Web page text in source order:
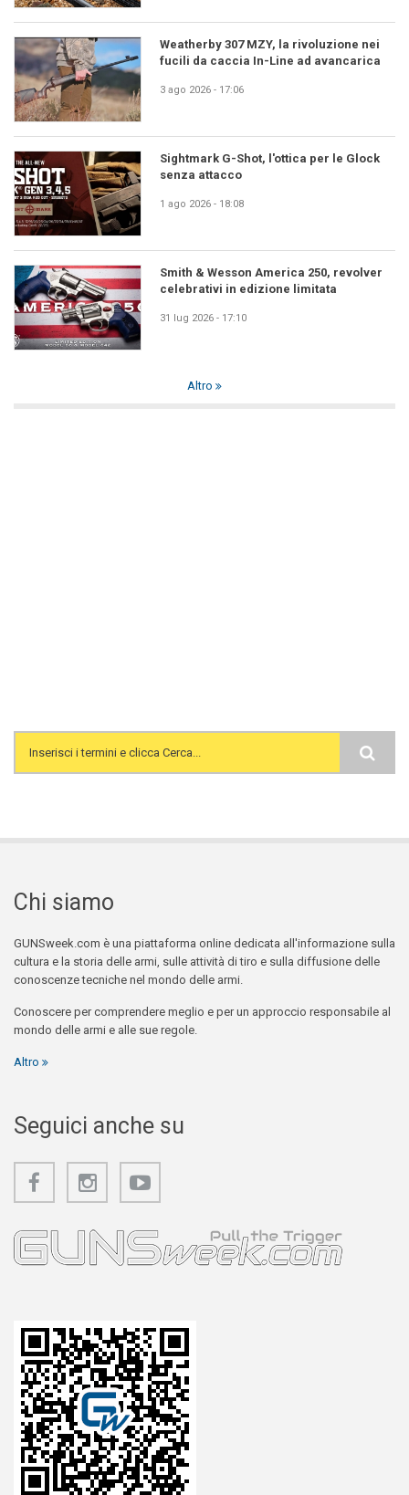
Weatherby 307 MZY, la rivoluzione nei
fucili da caccia In-Line ad avancarica
3 ago 2026 - 17:06
Sightmark G-Shot, l'ottica per le Glock
senza attacco
1 ago 2026 - 18:08
Smith & Wesson America 250, revolver
celebrativi in edizione limitata
31 lug 2026 - 17:10
Altro
Search form
Chi siamo
GUNSweek.com è una piattaforma online dedicata all'informazione sulla
cultura e la storia delle armi, sulle attività di tiro e sulla diffusione delle
conoscenze tecniche nel mondo delle armi.
Conoscere per comprendere meglio e per un approccio responsabile al
mondo delle armi e alle sue regole.
Altro
Seguici anche su